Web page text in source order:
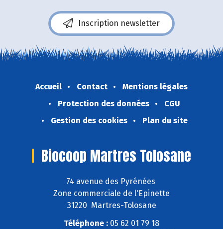
Inscription newsletter
Accueil Contact
Mentions légales
Protection des données
CGU
Gestion des cookies
Plan du site
Biocoop Martres Tolosane
74 avenue des Pyrénées
Zone commerciale de l'Epinette
31220 Martres-Tolosane
Téléphone : 05 62 01 79 18